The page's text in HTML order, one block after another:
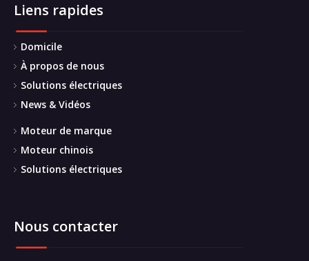
Liens rapides
Domicile
À propos de nous
Solutions électriques
News & Vidéos
Moteur de marque
Moteur chinois
Solutions électriques
Nous contacter